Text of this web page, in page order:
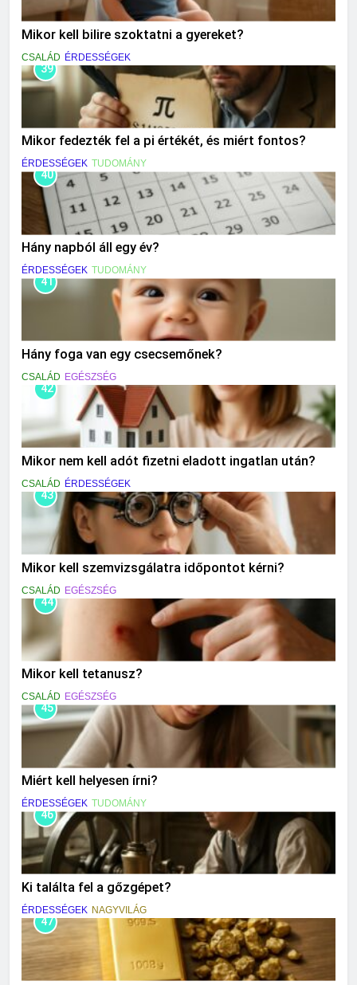
Mikor kell bilire szoktatni a gyereket?
CSALÁD ÉRDESSÉGEK
39
Mikor fedezték fel a pi értékét, és miért fontos?
ÉRDESSÉGEK TUDOMÁNY
40
Hány napból áll egy év?
ÉRDESSÉGEK TUDOMÁNY
41
Hány foga van egy csecsemőnek?
CSALÁD EGÉSZSÉG
42
Mikor nem kell adót fizetni eladott ingatlan után?
CSALÁD ÉRDESSÉGEK
43
Mikor kell szemvizsgálatra időpontot kérni?
CSALÁD EGÉSZSÉG
44
Mikor kell tetanusz?
CSALÁD EGÉSZSÉG
45
Miért kell helyesen írni?
ÉRDESSÉGEK TUDOMÁNY
46
Ki találta fel a gőzgépet?
ÉRDESSÉGEK NAGYVILÁG
47